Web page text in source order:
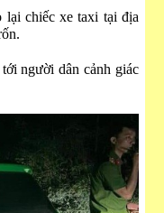
lại chiếc xe taxi tại địa
người dân cảnh giác